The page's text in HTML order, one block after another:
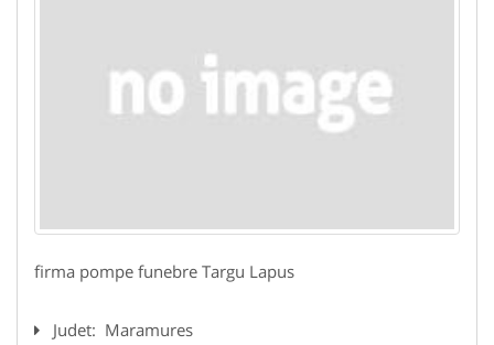
firma pompe funebre Targu Lapus
Judet: Maramures